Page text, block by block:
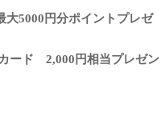
5000円分ポイントプレゼ
ード 2,000円相当プレゼン